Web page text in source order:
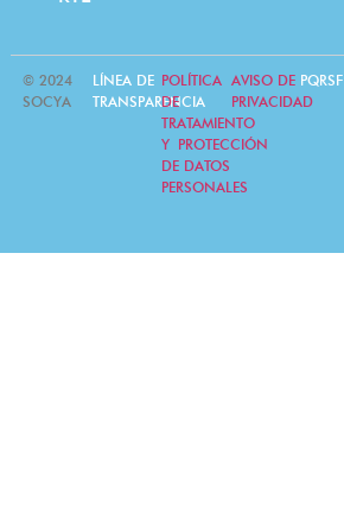
© 2024
SOCYA
LÍNEA DE
TRANSPARENCIA
POLÍTICA
DE
TRATAMIENTO
Y PROTECCIÓN
DE DATOS
PERSONALES
AVISO DE
PRIVACIDAD
PQRSF